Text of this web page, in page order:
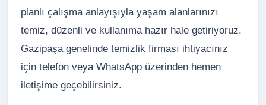
planlı çalışma anlayışıyla yaşam alanlarınızı
temiz, düzenli ve kullanıma hazır hale getiriyoruz.
Gazipaşa genelinde temizlik firması ihtiyacınız
için telefon veya WhatsApp üzerinden hemen
iletişime geçebilirsiniz.